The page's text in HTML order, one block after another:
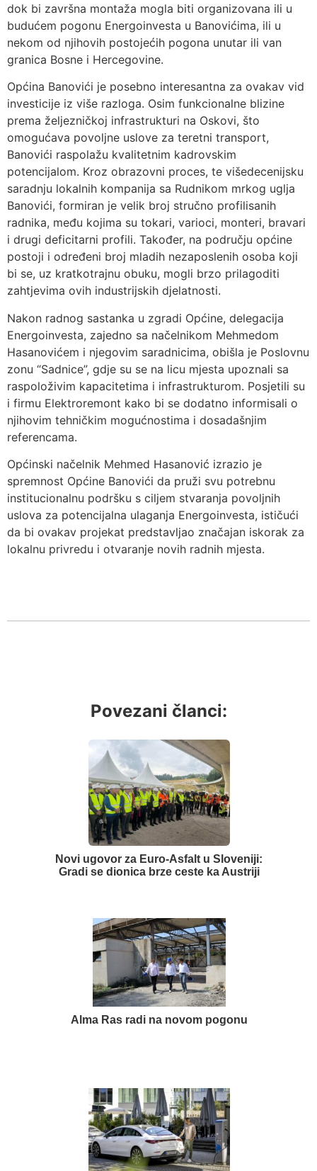
dok bi završna montaža mogla biti organizovana ili u
budućem pogonu Energoinvesta u Banovićima, ili u
nekom od njihovih postojećih pogona unutar ili van
granica Bosne i Hercegovine.
Općina Banovići je posebno interesantna za ovakav vid
investicije iz više razloga. Osim funkcionalne blizine
prema željezničkoj infrastrukturi na Oskovi, što
omogućava povoljne uslove za teretni transport,
Banovići raspolažu kvalitetnim kadrovskim
potencijalom. Kroz obrazovni proces, te višedecenijsku
saradnju lokalnih kompanija sa Rudnikom mrkog uglja
Banovići, formiran je velik broj stručno profilisanih
radnika, među kojima su tokari, varioci, monteri, bravari
i drugi deficitarni profili. Također, na području općine
postoji i određeni broj mladih nezaposlenih osoba koji
bi se, uz kratkotrajnu obuku, mogli brzo prilagoditi
zahtjevima ovih industrijskih djelatnosti.
Nakon radnog sastanka u zgradi Općine, delegacija
Energoinvesta, zajedno sa načelnikom Mehmedom
Hasanovićem i njegovim saradnicima, obišla je Poslovnu
zonu “Sadnice”, gdje su se na licu mjesta upoznali sa
raspoloživim kapacitetima i infrastrukturom. Posjetili su
i firmu Elektroremont kako bi se dodatno informisali o
njihovim tehničkim mogućnostima i dosadašnjim
referencama.
Općinski načelnik Mehmed Hasanović izrazio je
spremnost Općine Banovići da pruži svu potrebnu
institucionalnu podršku s ciljem stvaranja povoljnih
uslova za potencijalna ulaganja Energoinvesta, ističući
da bi ovakav projekat predstavljao značajan iskorak za
lokalnu privredu i otvaranje novih radnih mjesta.
Povezani članci:
Novi ugovor za Euro-Asfalt u Sloveniji:
Gradi se dionica brze ceste ka Austriji
Alma Ras radi na novom pogonu